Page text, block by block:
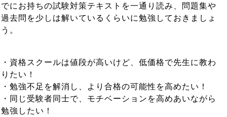
でにお持ちの試験対策テキストを一通り読み、問題集や
過去問を少しは解いているくらいに勉強しておきましょ
う。
・資格スクールは値段が高いけど、低価格で先生に教わ
りたい！
・勉強不足を解消し、より合格の可能性を高めたい！
・同じ受験者同士で、モチベーションを高めあいながら
勉強したい！